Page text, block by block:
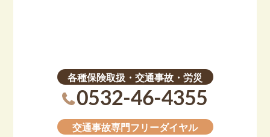
各種保険取扱・交通事故・労災
0532-46-4355
交通事故専門フリーダイヤル